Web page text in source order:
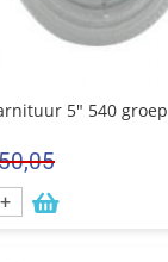
5" 540 groep
+